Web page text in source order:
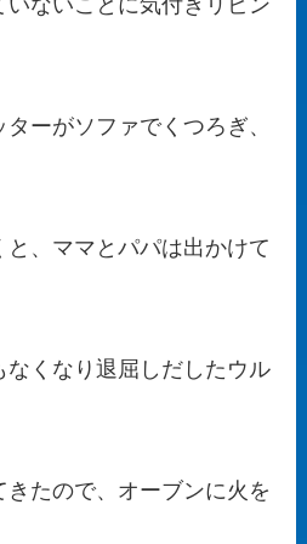
いないことに気付きリビン
ーがソファでくつろぎ、
、ママとパパは出かけて
くなり退屈しだしたウル
たので、オーブンに火を